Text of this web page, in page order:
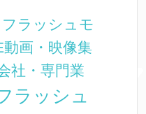
フラッシュモ
画・映像集
社・専門業
ラッシュ